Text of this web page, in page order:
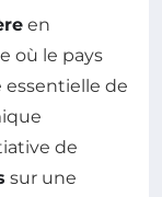
en
où le pays
essentielle de
de
sur une